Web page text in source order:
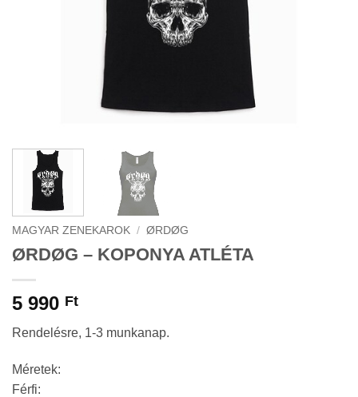
MAGYAR ZENEKAROK / ØRDØG
ØRDØG – KOPONYA ATLÉTA
5 990 Ft
Rendelésre, 1-3 munkanap.
Méretek:
Férfi: